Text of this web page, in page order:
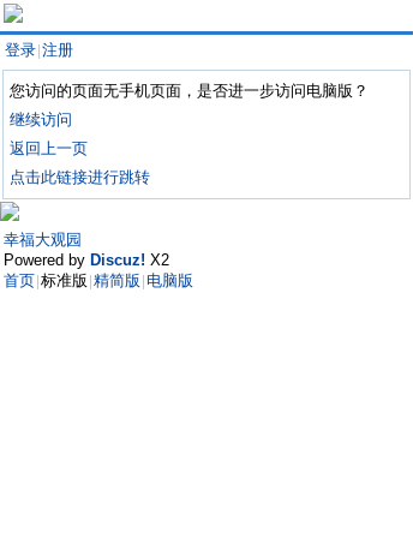
登录 注册
您访问的页面无手机页面，是否进一步访问电脑版？
继续访问
返回上一页
点击此链接进行跳转
幸福大观园
Powered by Discuz! X2
首页 标准版 精简版 电脑版